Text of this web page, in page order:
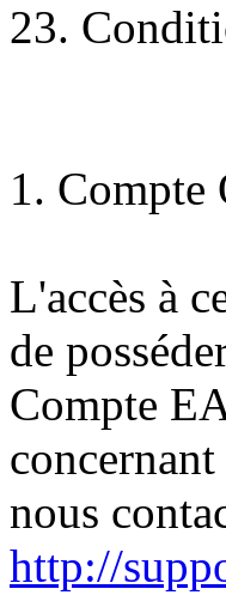
23.
1. Compte
L'accès à
de
Compte
nous
http://